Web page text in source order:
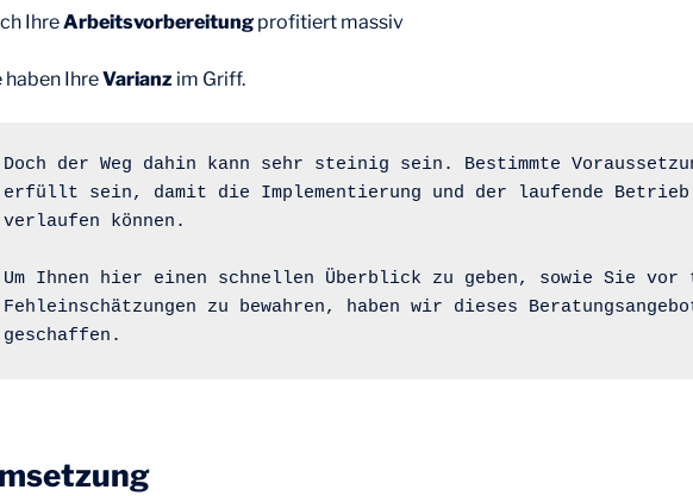
IhreArbeitsvorbereitung profitiert massiv
haben IhreVarianz im Griff.
Doch der Weg dahin kann sehr steinig sein. Bestimmte
erfüllt sein, damit die Implementierung und der laufende
verlaufen können.
Um Ihnen hier einen schnellen Überblick zu geben, sowie Sie vor
Fehleinschätzungen zu bewahren, haben wir dieses
geschaffen.